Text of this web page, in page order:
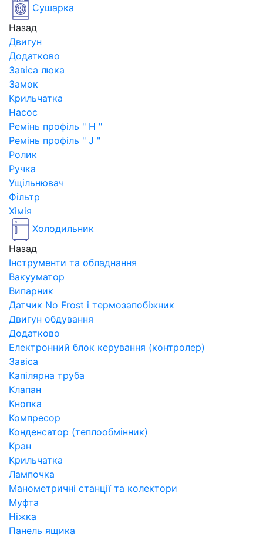
Сушарка
Назад
Двигун
Додатково
Завіса люка
Замок
Крильчатка
Насос
Ремінь профіль " H "
Ремінь профіль " J "
Ролик
Ручка
Ущільнювач
Фільтр
Хімія
Холодильник
Назад
Інструменти та обладнання
Вакууматор
Випарник
Датчик No Frost і термозапобіжник
Двигун обдування
Додатково
Електронний блок керування (контролер)
Завіса
Капілярна труба
Клапан
Кнопка
Компресор
Конденсатор (теплообмінник)
Кран
Крильчатка
Лампочка
Манометричні станції та колектори
Муфта
Ніжка
Панель ящика